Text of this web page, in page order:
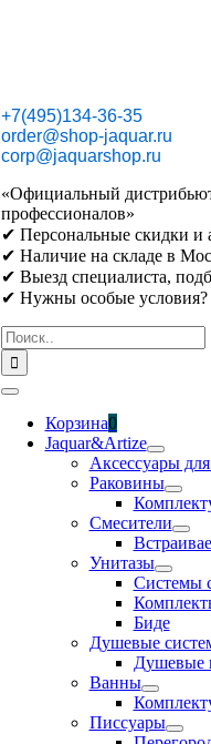
+7(495)134-36-35
order@shop-jaquar.ru
corp@jaquarshop.ru
«Официальный
профессионалов»
✔ Персональные скидки и
✔ Наличие на складе в
✔ Выезд специалиста,
✔ Нужны особые условия?
Результат
поиска:
Toggle
NavigationКорзина0
Jaquar&Artize
Аксессуары
Раковины
Смесители
Унитазы
Системы
Биде
Душевые
Душевые
Ванны
Писсуары